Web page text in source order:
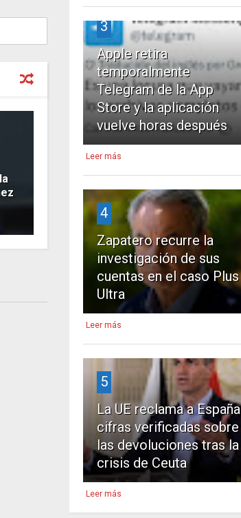
3
Apple retira
temporalmente
Telegram de la App
Store y la aplicación
vuelve horas después
Leer más
4
Zapatero recurre la
investigación de sus
cuentas en el caso Plus
Ultra
Leer más
5
La UE reclama a España
cifras verificadas sobre
las devoluciones tras la
crisis de Ceuta
Leer más